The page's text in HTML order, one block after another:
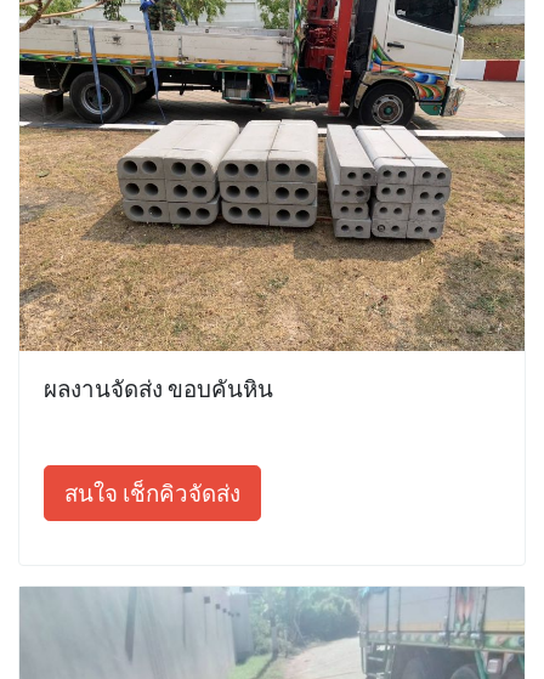
ผลงานจัดส่ง ขอบคันหิน
สนใจ เช็กคิวจัดส่ง